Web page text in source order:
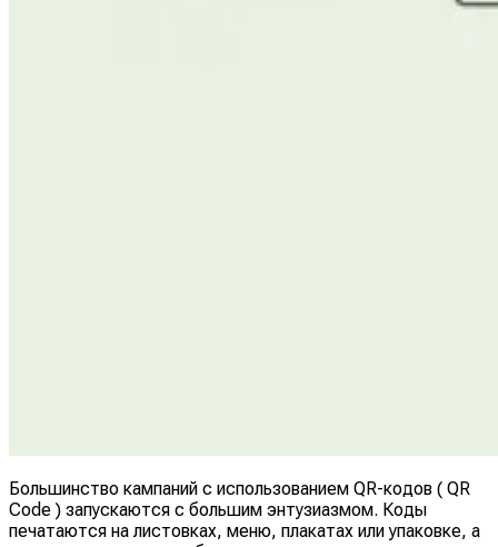
Большинство кампаний с использованием QR-кодов ( QR
Code ) запускаются с большим энтузиазмом. Коды
печатаются на листовках, меню, плакатах или упаковке, а